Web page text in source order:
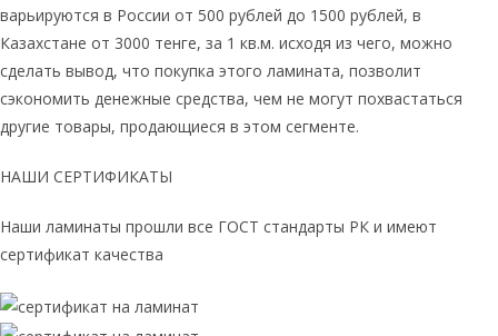
варьируются в России от 500 рублей до 1500 рублей, в
Казахстане от 3000 тенге, за 1 кв.м. исходя из чего, можно
сделать вывод, что покупка этого ламината, позволит
сэкономить денежные средства, чем не могут похвастаться
другие товары, продающиеся в этом сегменте.
НАШИ СЕРТИФИКАТЫ
Наши ламинаты прошли все ГОСТ стандарты РК и имеют
сертификат качества